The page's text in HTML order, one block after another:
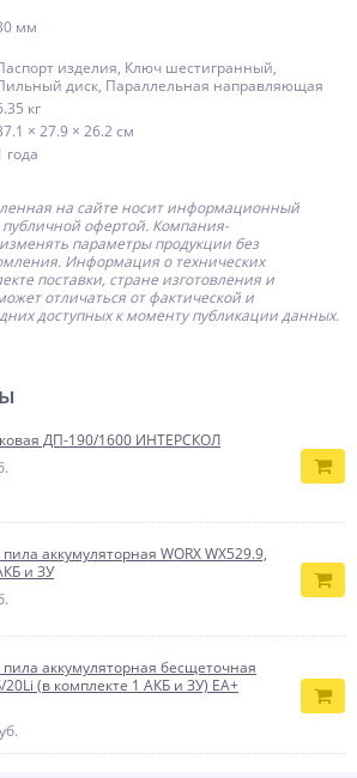
мм
изделия, Ключ шестигранный,
диск, Параллельная направляющая
кг
× 27.9 × 26.2 см
года
на сайте носит информационный
публичной офертой. Компания-
параметры продукции без
Информация о технических
поставки, стране изготовления и
отличаться от фактической и
доступных к моменту публикации данных.
ДП-190/1600 ИНТЕРСКОЛ
аккумуляторная WORX WX529.9,
и ЗУ
аккумуляторная бесщеточная
(в комплекте 1 АКБ и ЗУ) ЕА+